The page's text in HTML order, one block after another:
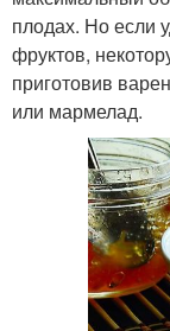
плодах. Но если
фруктов,
приготовив
или мармелад.